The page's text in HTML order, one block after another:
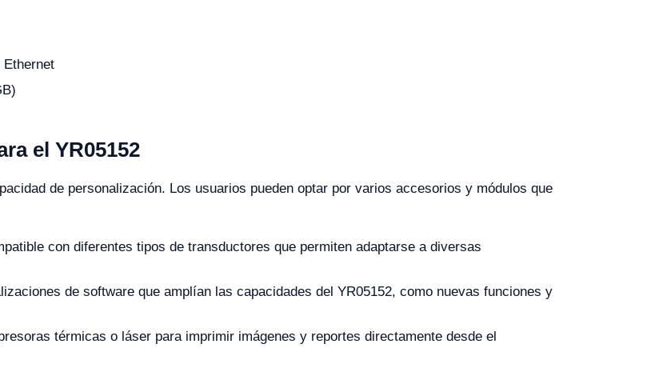
Ethernet
el YR05152
de personalización. Los usuarios pueden optar por varios accesorios y módulos que
con diferentes tipos de transductores que permiten adaptarse a diversas
de software que amplían las capacidades del YR05152, como nuevas funciones y
térmicas o láser para imprimir imágenes y reportes directamente desde el